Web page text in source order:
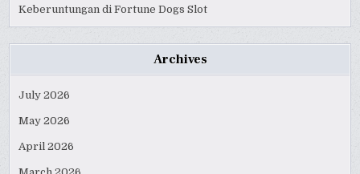
Keberuntungan di Fortune Dogs Slot
Archives
July 2026
May 2026
April 2026